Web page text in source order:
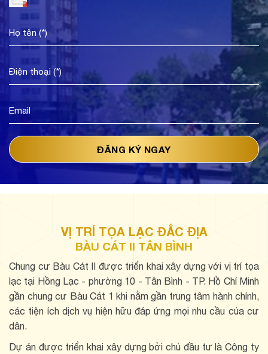
VỊ TRÍ TỌA LẠC ĐẮC ĐỊA
BÀU CÁT II TÂN BÌNH
Chung cư Bàu Cát II được triển khai xây dựng với vị trí tọa
lạc tại Hồng Lạc - phường 10 - Tân Bình - TP. Hồ Chí Minh
gần chung cư Bàu Cát 1 khi nằm gần trung tâm hành chính,
các tiện ích dịch vụ hiện hữu đáp ứng mọi nhu cầu của cư
dân.
Dự án được triển khai xây dựng bởi chủ đầu tư là Công ty